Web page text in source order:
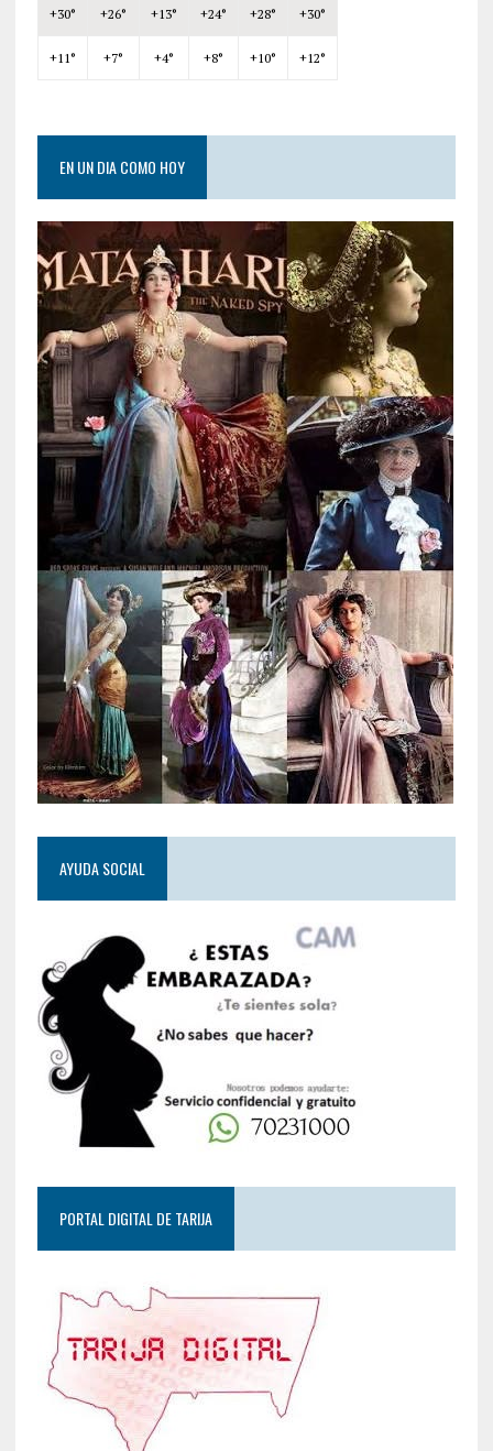
+30° +26° +13° +24° +28° +30°
+11° +7° +4° +8° +10° +12°
EN UN DIA COMO HOY
AYUDA SOCIAL
PORTAL DIGITAL DE TARIJA